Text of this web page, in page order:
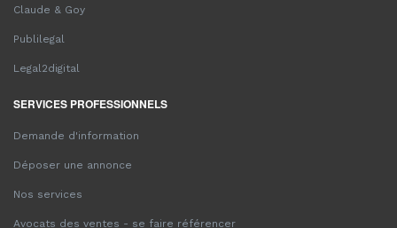
Claude & Goy
Publilegal
Legal2digital
SERVICES PROFESSIONNELS
Demande d'information
Déposer une annonce
Nos services
Avocats des ventes - se faire référencer